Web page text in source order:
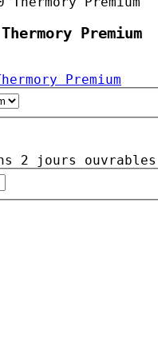
Premium
2 jours ouvrables